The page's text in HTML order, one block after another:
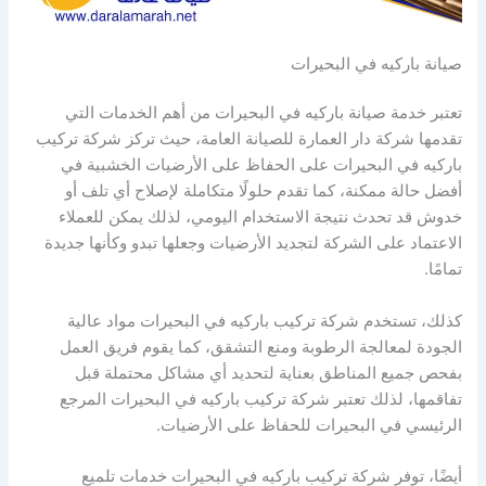
صيانة باركيه في البحيرات
تعتبر خدمة صيانة باركيه في البحيرات من أهم الخدمات التي
تقدمها شركة دار العمارة للصيانة العامة، حيث تركز شركة تركيب
باركيه في البحيرات على الحفاظ على الأرضيات الخشبية في
أفضل حالة ممكنة، كما تقدم حلولًا متكاملة لإصلاح أي تلف أو
خدوش قد تحدث نتيجة الاستخدام اليومي، لذلك يمكن للعملاء
الاعتماد على الشركة لتجديد الأرضيات وجعلها تبدو وكأنها جديدة
تمامًا.
كذلك، تستخدم شركة تركيب باركيه في البحيرات مواد عالية
الجودة لمعالجة الرطوبة ومنع التشقق، كما يقوم فريق العمل
بفحص جميع المناطق بعناية لتحديد أي مشاكل محتملة قبل
تفاقمها، لذلك تعتبر شركة تركيب باركيه في البحيرات المرجع
الرئيسي في البحيرات للحفاظ على الأرضيات.
أيضًا، توفر شركة تركيب باركيه في البحيرات خدمات تلميع